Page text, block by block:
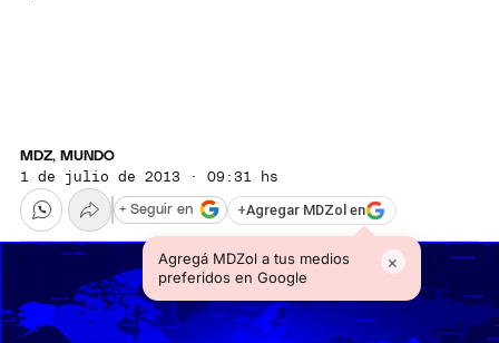
MDZ, MUNDO
1 de julio de 2013 · 09:31 hs
+Agregar MDZol en
Agregá MDZol a tus medios
preferidos en Google
×
+ Seguir en